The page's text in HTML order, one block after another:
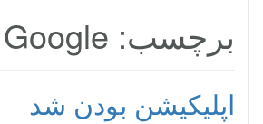
برچسب: Google ساله
اپلیکیشن بودن شد